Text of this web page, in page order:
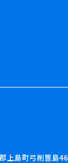
上島町弓削豊島46